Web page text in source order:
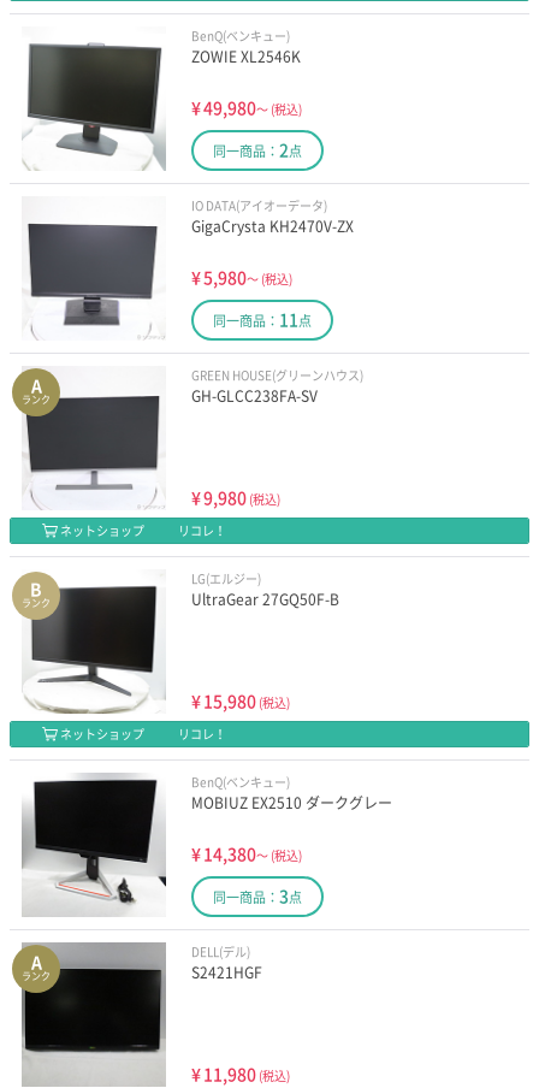
BenQ(ベンキュー)
ZOWIE XL2546K
¥49,980～ (税込)
同一商品： 2点
IO DATA(アイオーデータ)
GigaCrysta KH2470V-ZX
¥5,980～ (税込)
同一商品： 11点
A
ランク
GREEN HOUSE(グリーンハウス)
GH-GLCC238FA-SV
¥9,980 (税込)
ネットショップ
リコレ！
B
ランク
LG(エルジー)
UltraGear 27GQ50F-B
¥15,980 (税込)
ネットショップ
リコレ！
BenQ(ベンキュー)
MOBIUZ EX2510 ダークグレー
¥14,380～ (税込)
同一商品： 3点
A
ランク
DELL(デル)
S2421HGF
¥11,980 (税込)